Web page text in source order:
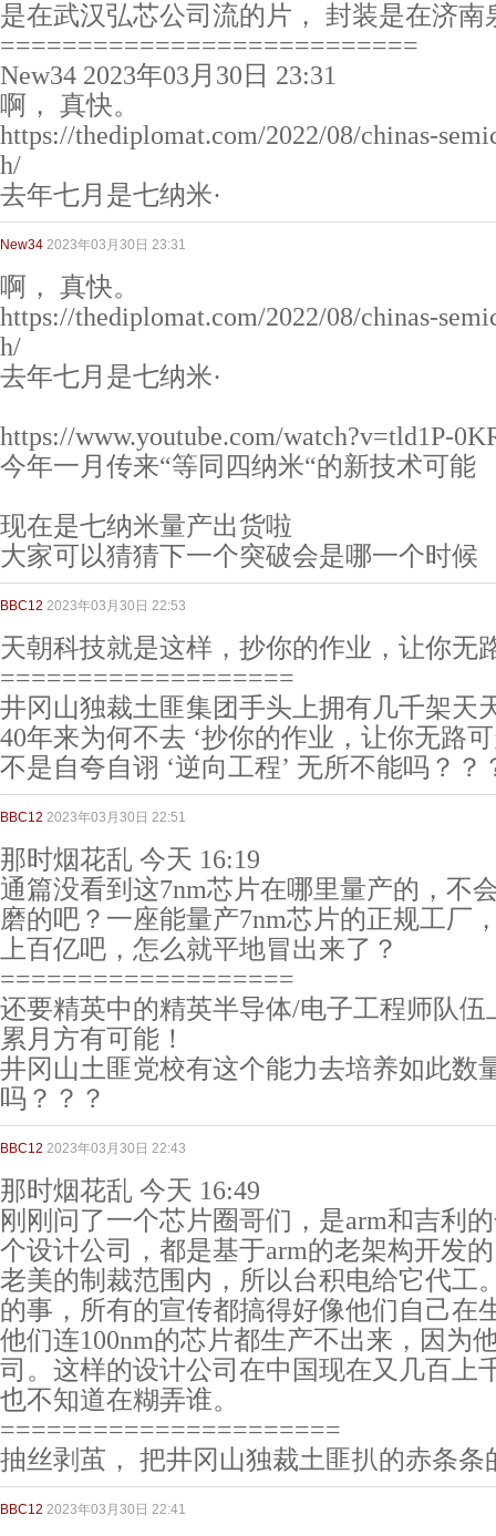
是在武汉弘芯公司流的片， 封装是在济南
===========================
New34 2023年03月30日 23:31
啊， 真快。
https://thediplomat.com/2022/08/chinas-
h/
去年七月是七纳米·
New34 2023年03月30日 23:31
啊， 真快。
https://thediplomat.com/2022/08/chinas-
h/
去年七月是七纳米·
https://www.youtube.com/watch?v=tld1P-
今年一月传来“等同四纳米“的新技术可能
现在是七纳米量产出货啦
大家可以猜猜下一个突破会是哪一个时候
BBC12 2023年03月30日 22:53
天朝科技就是这样，抄你的作业，让你无
===================
井冈山独裁土匪集团手头上拥有几千架天
40年来为何不去 ‘抄你的作业，让你无路
不是自夸自诩 ‘逆向工程’ 无所不能吗？？
BBC12 2023年03月30日 22:51
那时烟花乱 今天 16:19
通篇没看到这7nm芯片在哪里量产的，不
磨的吧？一座能量产7nm芯片的正规工厂
上百亿吧，怎么就平地冒出来了？
===================
还要精英中的精英半导体/电子工程师队
累月方有可能！
井冈山土匪党校有这个能力去培养如此数
吗？？？
BBC12 2023年03月30日 22:43
那时烟花乱 今天 16:49
刚刚问了一个芯片圈哥们，是arm和吉利
个设计公司，都是基于arm的老架构开发
老美的制裁范围内，所以台积电给它代工
的事，所有的宣传都搞得好像他们自己在
他们连100nm的芯片都生产不出来，因为
司。这样的设计公司在中国现在又几百上
也不知道在糊弄谁。
======================
抽丝剥茧， 把井冈山独裁土匪扒的赤条条
BBC12 2023年03月30日 22:41